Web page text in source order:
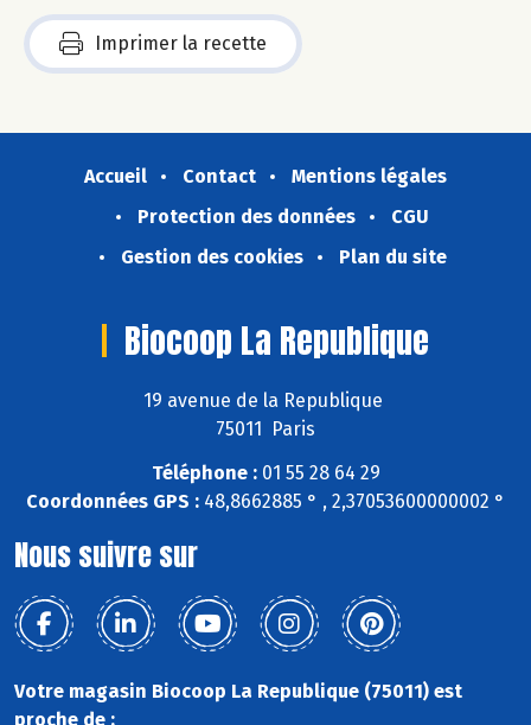
Imprimer la recette
Accueil Contact
Mentions légales
Protection des données
CGU
Gestion des cookies
Plan du site
Biocoop La Republique
19 avenue de la Republique
75011 Paris
Téléphone :01 55 28 64 29
Coordonnées GPS : 48,8662885 ° , 2,37053600000002 °
Nous suivre sur
Votre magasin Biocoop La Republique (75011) est
proche de :